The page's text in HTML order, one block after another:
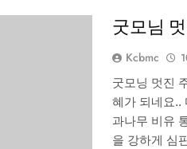
굿모님
Kcbmc
굿모닝 멋진
혜가 되네요..
과나무 비유
을 강하게 심